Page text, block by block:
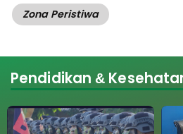
Zona Peristiwa
Pendidikan &